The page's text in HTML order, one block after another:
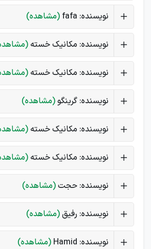
نویسنده: fafa (مشاهده)
نویسنده: مکانیک خسته
نویسنده: مکانیک خسته
نویسنده: گرینگو(مشاهده)
نویسنده: مکانیک خسته
نویسنده: مکانیک خسته
نویسنده: حجت(مشاهده)
نویسنده: رفیق(مشاهده)
نویسنده: Hamid (مشاهده)